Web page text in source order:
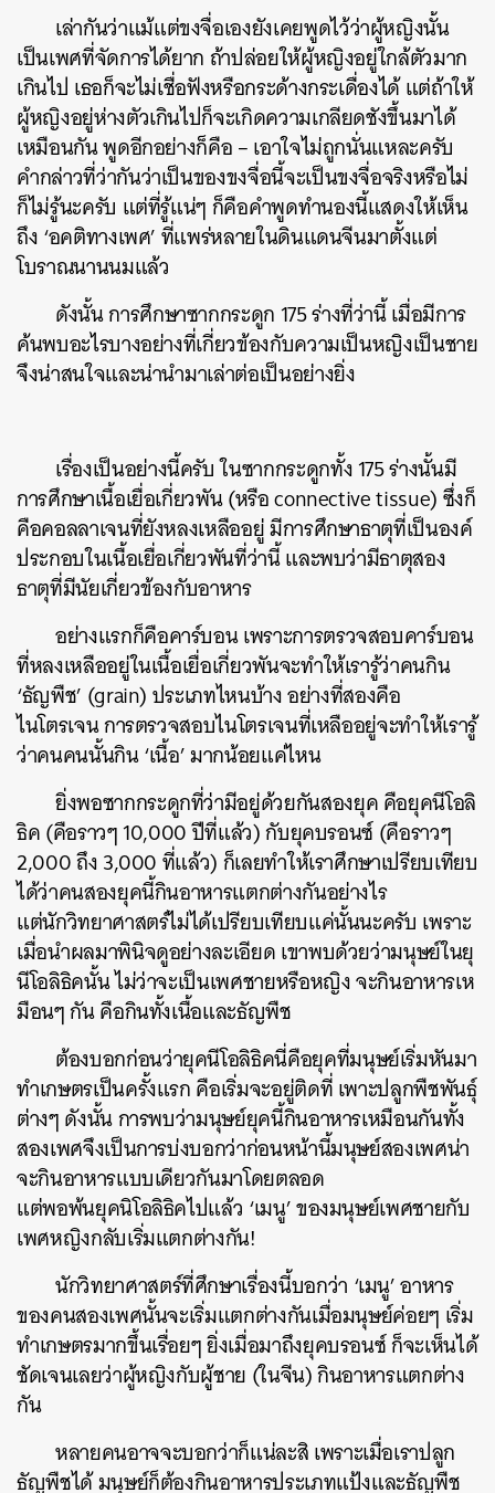
เล่ากันว่าแม้แต่ขงจื่อเองยังเคยพูดไว้ว่าผู้หญิงนั้น
เป็นเพศที่จัดการได้ยาก ถ้าปล่อยให้ผู้หญิงอยู่ใกล้ตัวมาก
เกินไป เธอก็จะไม่เชื่อฟังหรือกระด้างกระเดื่องได้ แต่ถ้าให้
ผู้หญิงอยู่ห่างตัวเกินไปก็จะเกิดความเกลียดชังขึ้นมาได้
เหมือนกัน พูดอีกอย่างก็คือ – เอาใจไม่ถูกนั่นแหละครับ
คำกล่าวที่ว่ากันว่าเป็นของขงจื่อนี้จะเป็นขงจื่อจริงหรือไม่
ก็ไม่รู้นะครับ แต่ที่รู้แน่ๆ ก็คือคำพูดทำนองนี้แสดงให้เห็น
ถึง ‘อคติทางเพศ’ ที่แพร่หลายในดินแดนจีนมาตั้งแต่
โบราณนานนมแล้ว
ดังนั้น การศึกษาซากกระดูก 175 ร่างที่ว่านี้ เมื่อมีการ
ค้นพบอะไรบางอย่างที่เกี่ยวข้องกับความเป็นหญิงเป็นชาย
จึงน่าสนใจและน่านำมาเล่าต่อเป็นอย่างยิ่ง
เรื่องเป็นอย่างนี้ครับ ในซากกระดูกทั้ง 175 ร่างนั้นมี
การศึกษาเนื้อเยื่อเกี่ยวพัน (หรือ connective tissue) ซึ่งก็
คือคอลลาเจนที่ยังหลงเหลืออยู่ มีการศึกษาธาตุที่เป็นองค์
ประกอบในเนื้อเยื่อเกี่ยวพันที่ว่านี้ และพบว่ามีธาตุสอง
ธาตุที่มีนัยเกี่ยวข้องกับอาหาร
อย่างแรกก็คือคาร์บอน เพราะการตรวจสอบคาร์บอน
ที่หลงเหลืออยู่ในเนื้อเยื่อเกี่ยวพันจะทำให้เรารู้ว่าคนกิน
‘ธัญพืช’ (grain) ประเภทไหนบ้าง อย่างที่สองคือ
ไนโตรเจน การตรวจสอบไนโตรเจนที่เหลืออยู่จะทำให้เรารู้
ว่าคนคนนั้นกิน ‘เนื้อ’ มากน้อยแค่ไหน
ยิ่งพอซากกระดูกที่ว่ามีอยู่ด้วยกันสองยุค คือยุคนีโอลิ
ธิค (คือราวๆ 10,000 ปีที่แล้ว) กับยุคบรอนซ์ (คือราวๆ
2,000 ถึง 3,000 ที่แล้ว) ก็เลยทำให้เราศึกษาเปรียบเทียบ
ได้ว่าคนสองยุคนี้กินอาหารแตกต่างกันอย่างไร
แต่นักวิทยาศาสตร์ไม่ได้เปรียบเทียบแค่นั้นนะครับ เพราะ
เมื่อนำผลมาพินิจดูอย่างละเอียด เขาพบด้วยว่ามนุษย์ในยุ
นีโอลิธิคนั้น ไม่ว่าจะเป็นเพศชายหรือหญิง จะกินอาหารเห
มือนๆ กัน คือกินทั้งเนื้อและธัญพืช
ต้องบอกก่อนว่ายุคนีโอลิธิคนี่คือยุคที่มนุษย์เริ่มหันมา
ทำเกษตรเป็นครั้งแรก คือเริ่มจะอยู่ติดที่ เพาะปลูกพืชพันธุ์
ต่างๆ ดังนั้น การพบว่ามนุษย์ยุคนี้กินอาหารเหมือนกันทั้ง
สองเพศจึงเป็นการบ่งบอกว่าก่อนหน้านี้มนุษย์สองเพศน่า
จะกินอาหารแบบเดียวกันมาโดยตลอด
แต่พอพ้นยุคนิโอลิธิคไปแล้ว ‘เมนู’ ของมนุษย์เพศชายกับ
เพศหญิงกลับเริ่มแตกต่างกัน!
นักวิทยาศาสตร์ที่ศึกษาเรื่องนี้บอกว่า ‘เมนู’ อาหาร
ของคนสองเพศนั้นจะเริ่มแตกต่างกันเมื่อมนุษย์ค่อยๆ เริ่ม
ทำเกษตรมากขึ้นเรื่อยๆ ยิ่งเมื่อมาถึงยุคบรอนซ์ ก็จะเห็นได้
ชัดเจนเลยว่าผู้หญิงกับผู้ชาย (ในจีน) กินอาหารแตกต่าง
กัน
หลายคนอาจจะบอกว่าก็แน่ละสิ เพราะเมื่อเราปลูก
ธัญพืชได้ มนุษย์ก็ต้องกินอาหารประเภทแป้งและธัญพืช